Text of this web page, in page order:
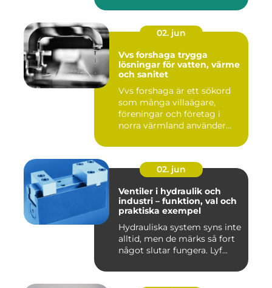
02. jun
Vvs forshaga trygga
lösningar för vatten, värme
och sanitet
Vvs forshaga är ett sökord
som många villaägare,
föreningar och företag i
norra värmland använder
02. jun
Ventiler i hydraulik och
industri – funktion, val och
praktiska exempel
Hydrauliska system syns inte
alltid, men de märks så fort
något slutar fungera. Lyf...